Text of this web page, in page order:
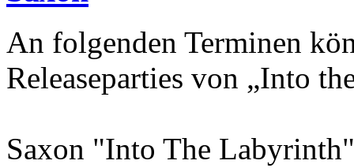
An folgenden Terminen
Releaseparties von „Into
Saxon "Into The